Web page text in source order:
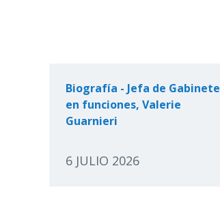
Biografía - Jefa de Gabinete
en funciones, Valerie
Guarnieri
6 JULIO 2026